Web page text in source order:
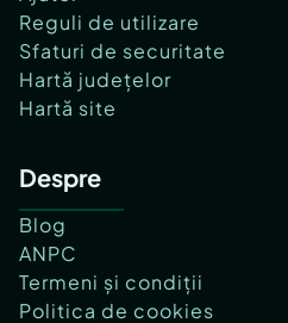
Reguli de utilizare
Sfaturi de securitate
Hartă județelor
Hartă site
Despre
Blog
ANPC
Termeni și condiții
Politica de cookies